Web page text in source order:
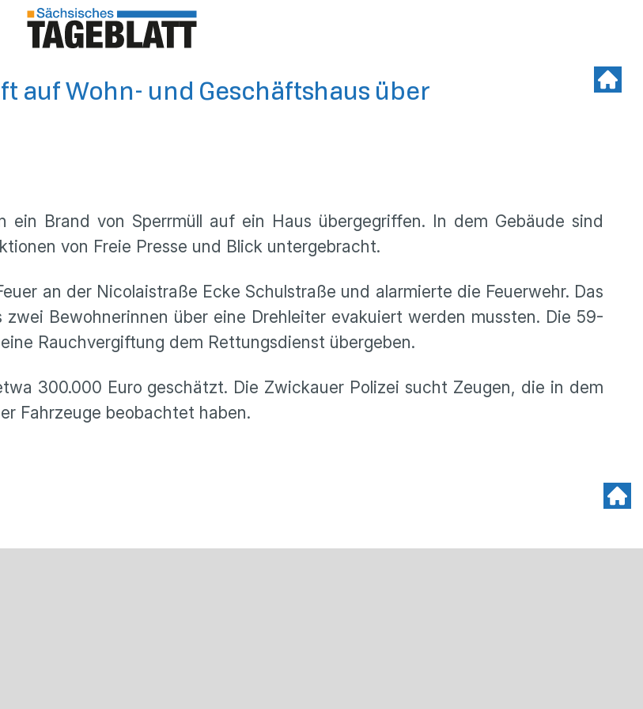
auf Wohn- und Geschäftshaus über
ein Brand von Sperrmüll auf ein Haus übergegriffen. In dem Gebäude sind
von Freie Presse und Blick untergebracht.
an der Nicolaistraße Ecke Schulstraße und alarmierte die Feuerwehr. Das
Bewohnerinnen über eine Drehleiter evakuiert werden mussten. Die 59-
Rauchvergiftung dem Rettungsdienst übergeben.
300.000 Euro geschätzt. Die Zwickauer Polizei sucht Zeugen, die in dem
Fahrzeuge beobachtet haben.